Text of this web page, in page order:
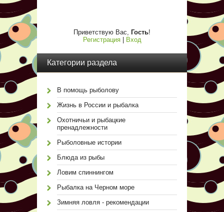
Приветствую Вас, Гость!
Регистрация| Вход
Категории раздела
В помощь рыболову
Жизнь в России и рыбалка
Охотничьи и рыбацкие
пренадлежности
Рыболовные истории
Блюда из рыбы
Ловим спиннингом
Рыбалка на Черном море
Зимняя ловля - рекомендации